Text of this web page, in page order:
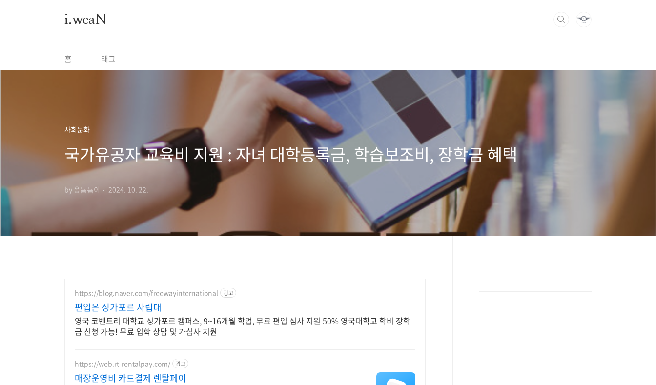
i.weaN
홈 태그
사회문화
국가유공자 교육비 지원 : 자녀 대학등록금, 학습보조비, 장학금 혜택
by 옴뇸뇸이 2024. 10. 22.
https://blog.naver.com/freewayinternational 광고
편입은 싱가포르 사립대
영국 코벤트리 대학교 싱가포르 캠퍼스, 9~16개월 학업, 무료 편입 심사 지원 50% 영국대학교 학비 장학
금 신청 가능! 무료 입학 상담 및 가심사 지원
https://web.rt-rentalpay.com/ 광고
매장운영비 카드결제 렌탈페이